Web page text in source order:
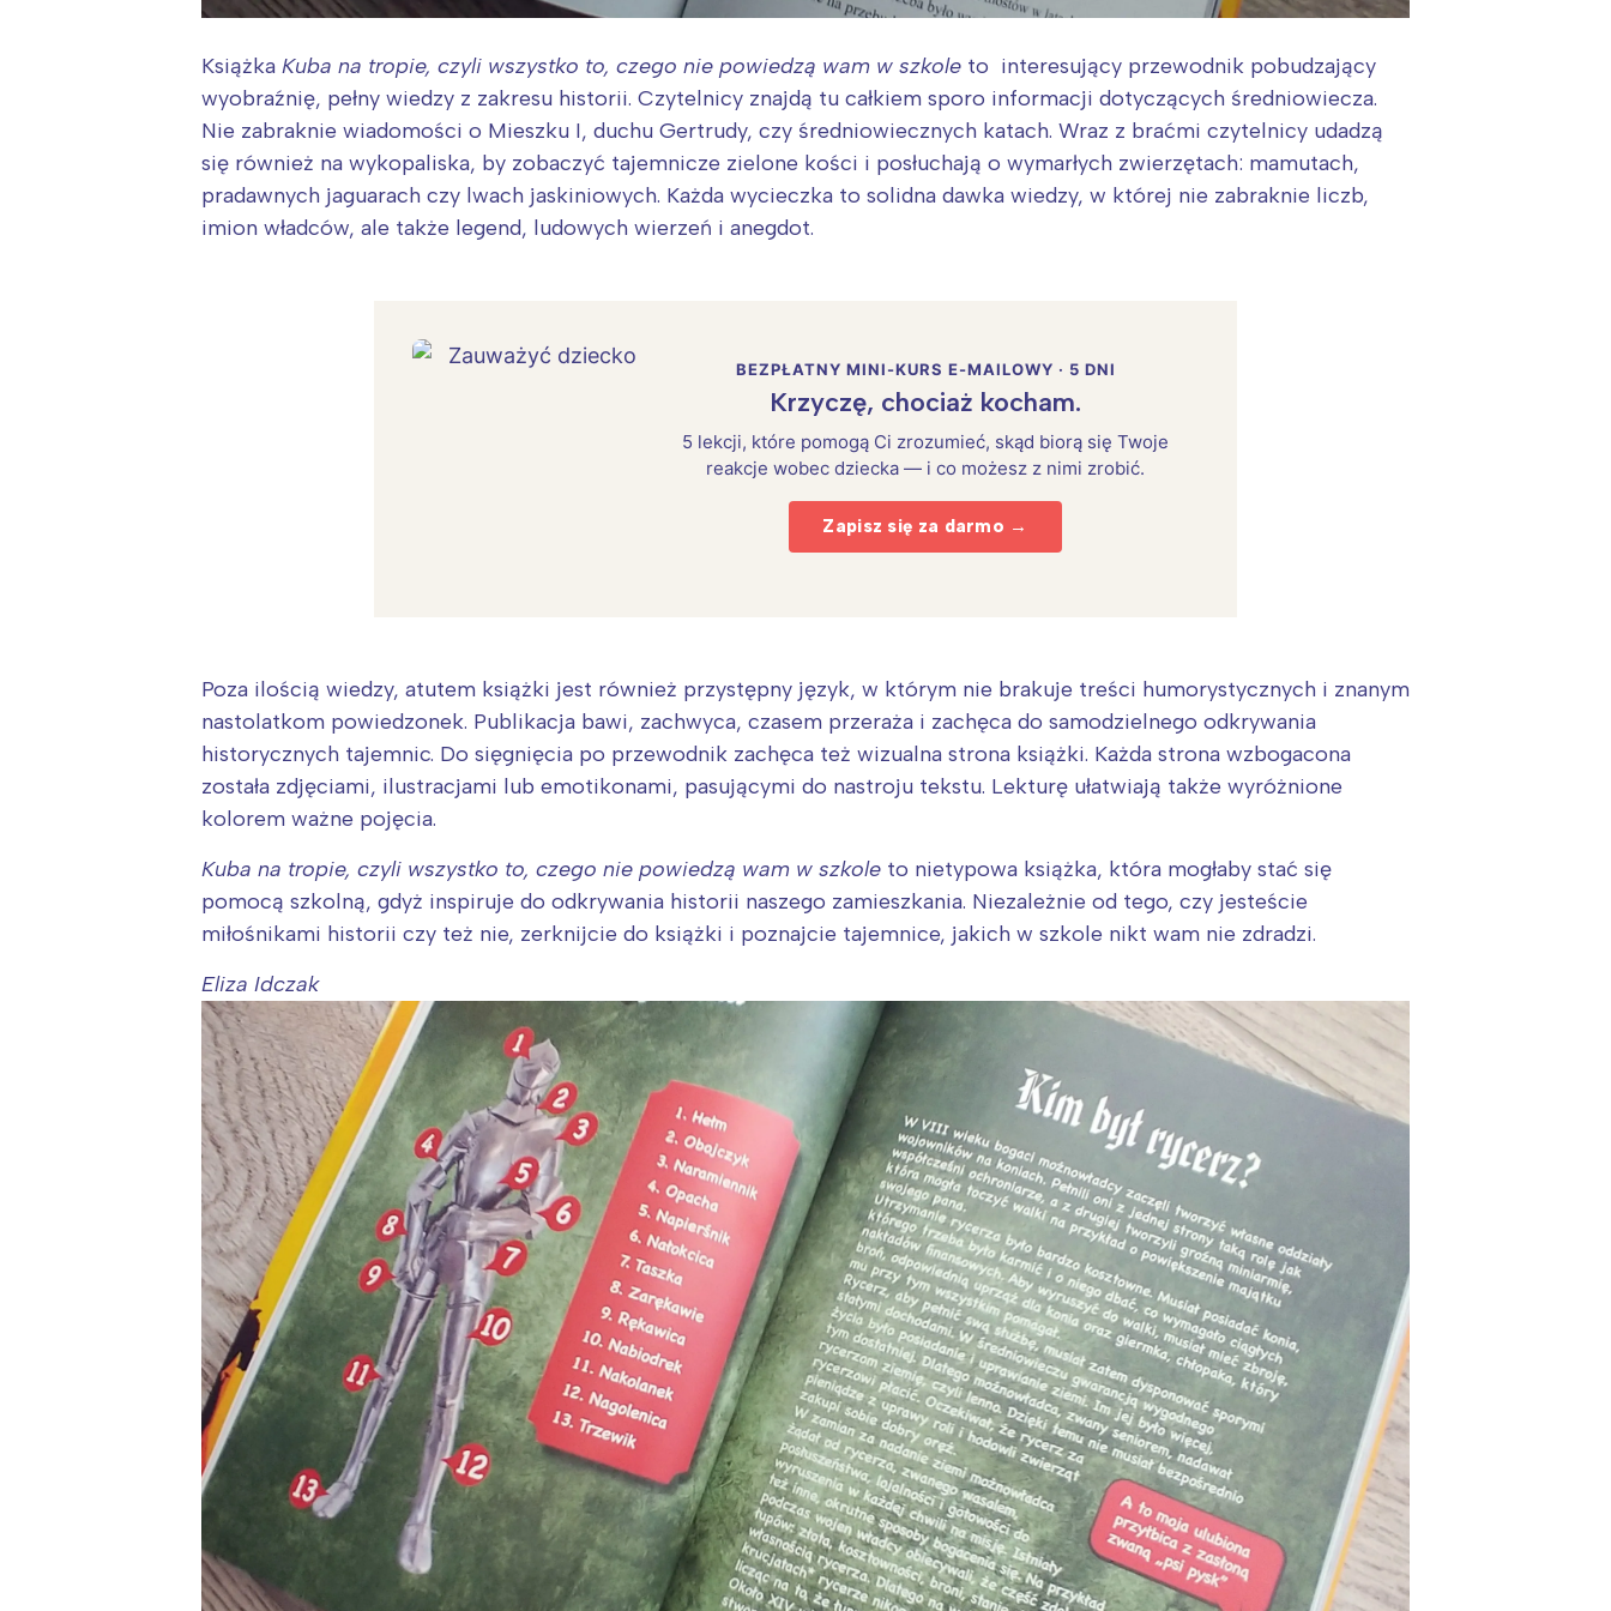
Książka Kuba na tropie, czyli wszystko to, czego nie powiedzą wam w szkole to interesujący przewodnik pobudzający
wyobraźnię, pełny wiedzy z zakresu historii. Czytelnicy znajdą tu całkiem sporo informacji dotyczących średniowiecza.
Nie zabraknie wiadomości o Mieszku I, duchu Gertrudy, czy średniowiecznych katach. Wraz z braćmi czytelnicy udadzą
się również na wykopaliska, by zobaczyć tajemnicze zielone kości i posłuchają o wymarłych zwierzętach: mamutach,
pradawnych jaguarach czy lwach jaskiniowych. Każda wycieczka to solidna dawka wiedzy, w której nie zabraknie liczb,
imion władców, ale także legend, ludowych wierzeń i anegdot.
BEZPŁATNY MINI-KURS E-MAILOWY · 5 DNI
Krzyczę, chociaż kocham.
5 lekcji, które pomogą Ci zrozumieć, skąd biorą się Twoje
reakcje wobec dziecka — i co możesz z nimi zrobić.
Zapisz się za darmo →
Poza ilością wiedzy, atutem książki jest również przystępny język, w którym nie brakuje treści humorystycznych i znanym
nastolatkom powiedzonek. Publikacja bawi, zachwyca, czasem przeraża i zachęca do samodzielnego odkrywania
historycznych tajemnic. Do sięgnięcia po przewodnik zachęca też wizualna strona książki. Każda strona wzbogacona
została zdjęciami, ilustracjami lub emotikonami, pasującymi do nastroju tekstu. Lekturę ułatwiają także wyróżnione
kolorem ważne pojęcia.
Kuba na tropie, czyli wszystko to, czego nie powiedzą wam w szkole to nietypowa książka, która mogłaby stać się
pomocą szkolną, gdyż inspiruje do odkrywania historii naszego zamieszkania. Niezależnie od tego, czy jesteście
miłośnikami historii czy też nie, zerknijcie do książki i poznajcie tajemnice, jakich w szkole nikt wam nie zdradzi.
Eliza Idczak
Wrocław
Wszystkie
Wybieram